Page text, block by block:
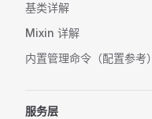
基类详解
Mixin 详解
内置管理命令（配置参考）
服务层